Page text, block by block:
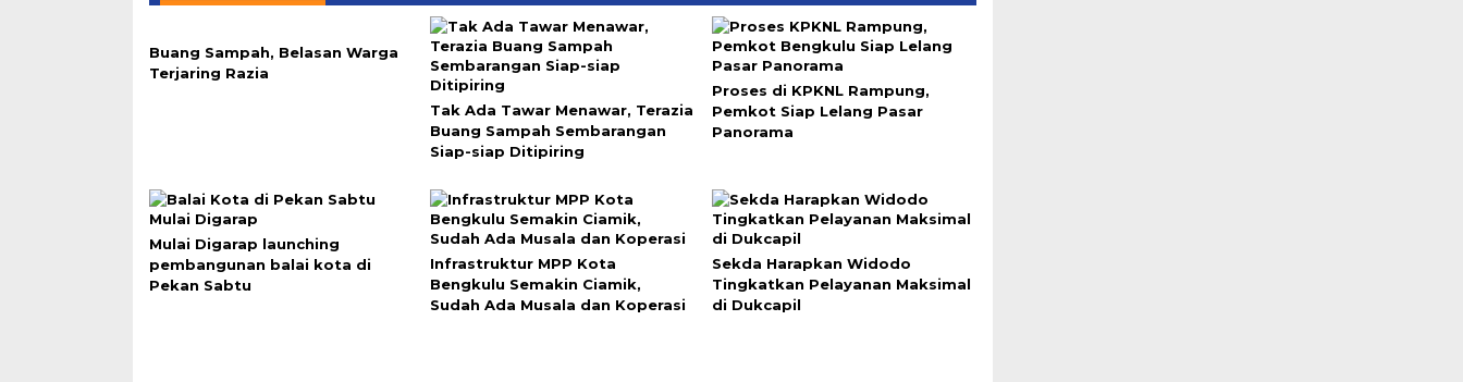
Buang Sampah, Belasan Warga
Terjaring Razia
Tak Ada Tawar Menawar, Terazia
Buang Sampah Sembarangan
Siap-siap Ditipiring
Proses di KPKNL Rampung,
Pemkot Siap Lelang Pasar
Panorama
Mulai Digarap launching
pembangunan balai kota di
Pekan Sabtu
Infrastruktur MPP Kota
Bengkulu Semakin Ciamik,
Sudah Ada Musala dan Koperasi
Sekda Harapkan Widodo
Tingkatkan Pelayanan Maksimal
di Dukcapil